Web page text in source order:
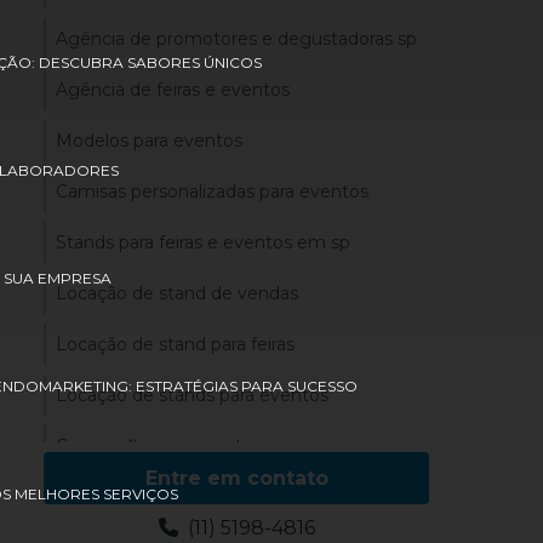
DESCUBRA SABORES ÚNICOS
EMPRESA
ESTRATÉGIAS PARA SUCESSO
MELHORES SERVIÇOS
Agência de promotores e degustadoras sp
Agência de feiras e eventos
Modelos para eventos
Camisas personalizadas para eventos
Stands para feiras e eventos em sp
Locação de stand de vendas
Locação de stand para feiras
Locação de stands para eventos
Cenografia para eventos
Cenografia para eventos corporativos
Entre em contato
(11) 5198-4816